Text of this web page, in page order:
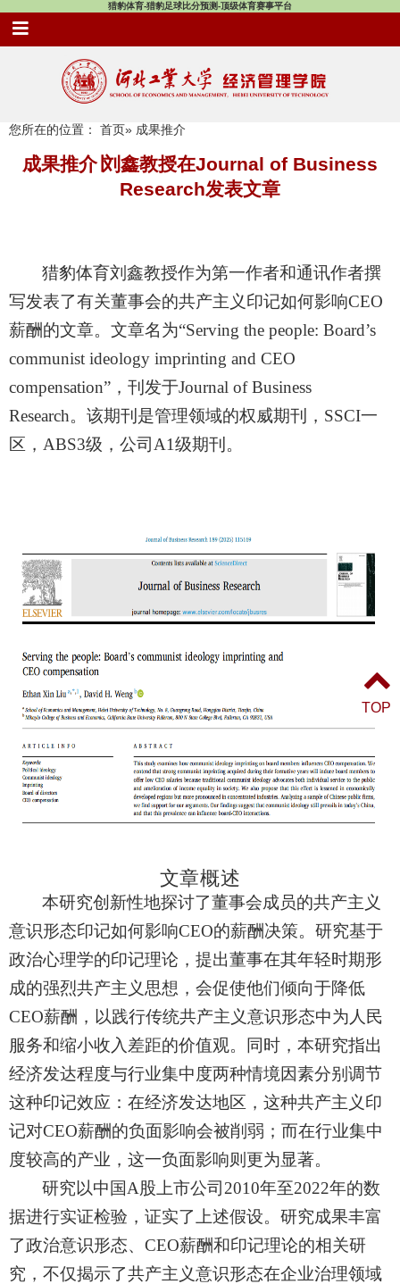
猎豹体育-猎豹足球比分预测-顶级体育赛事平台
您所在的位置： 首页» 成果推介
成果推介∣刘鑫教授在Journal of Business
Research发表文章
猎豹体育刘鑫教授作为第一作者和通讯作者撰
写发表了有关董事会的共产主义印记如何影响CEO
薪酬的文章。文章名为“Serving the people: Board’s
communist ideology imprinting and CEO
compensation”，刊发于Journal of Business
Research。该期刊是管理领域的权威期刊，SSCI一
区，ABS3级，公司A1级期刊。
文章概述
本研究创新性地探讨了董事会成员的共产主义
意识形态印记如何影响CEO的薪酬决策。研究基于
政治心理学的印记理论，提出董事在其年轻时期形
成的强烈共产主义思想，会促使他们倾向于降低
CEO薪酬，以践行传统共产主义意识形态中为人民
服务和缩小收入差距的价值观。同时，本研究指出
经济发达程度与行业集中度两种情境因素分别调节
这种印记效应：在经济发达地区，这种共产主义印
记对CEO薪酬的负面影响会被削弱；而在行业集中
度较高的产业，这一负面影响则更为显著。
研究以中国A股上市公司 2010年至2022年的数
据进行实证检验，证实了上述假设。研究成果丰富
了政治意识形态、 CEO薪酬和印记理论的相关研
究，不仅揭示了共产主义意识形态在企业治理领域
TOP